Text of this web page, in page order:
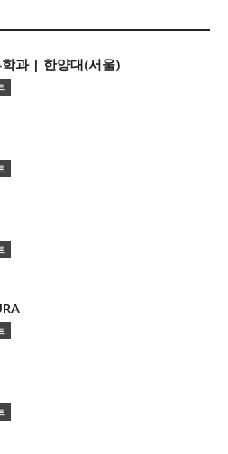
과 | 한양대(서울)